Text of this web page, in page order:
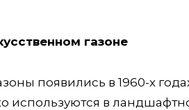
газоне
появились в 1960-х
используются в